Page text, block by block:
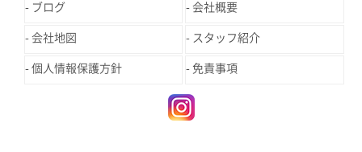
ブログ 会社概要
会社地図 スタッフ紹介
個人情報保護方針 免責事項